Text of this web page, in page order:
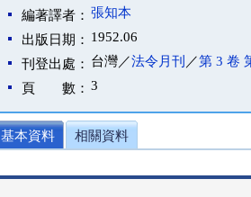
編著譯者： 張知本
出版日期： 1952.06
刊登出處： 台灣／法令月刊 ／第 3 卷
頁 數： 3
基本資料 相關資料